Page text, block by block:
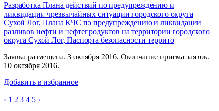
Разработка Плана действий по предупреждению и
ликвидации чрезвычайных ситуации городского округа
Сухой Лог, Плана КЧС по предупреждению и ликвидации
разливов нефти и нефтепродуктов на территории городского
округа Сухой Лог, Паспорта безопасности террито
Заявка размещена: 3 октября 2016. Окончание приема заявок:
10 октября 2016.
Добавить в избранное
‹ 1 2 3 4 5 ›